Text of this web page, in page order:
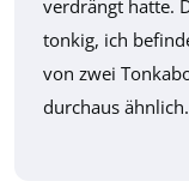
verdrängt hatte.
tonkig, ich
von zwei
durchaus ähnlich.